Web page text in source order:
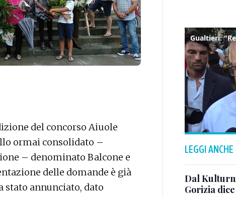
del concorso Aiuole
ormai consolidato –
– denominato Balcone e
delle domande è già
stato annunciato, dato
LEGGI ANCHE
Dal
Gorizia